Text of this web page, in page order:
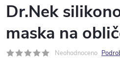
Dr.Nek
maska na
Neohodnoceno